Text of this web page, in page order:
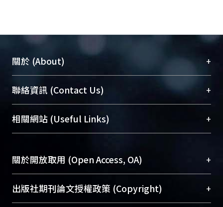
關於 (About) +
臺大位居世界頂尖大學之列，為永久珍藏及向國際
展現本校豐碩的研究成果及學術能量，圖書館整合
機構典藏（NTUR）與學術庫（AH）不同功能平
台，成為臺大學術典藏NTU scholars。期能整合研
成果。
To permanently archive and promote researcher
profiles and scholarly works, Library integrates the
services of “NTU Repository” with “Academic
聯絡資訊 (Contact Us) +
總館學科館員(Main Library)
醫學圖書館學科館員(Medical Library)
Sciences Library)
相關網站 (Useful Links) +
關於開放取用 (Open Access, OA) +
開放取用是從使用者角度提升資訊取用性的社會運
動，應用在學術研究上是透過將研究著作公開供使
出版社期刊論文授權政策 (Copyright) +